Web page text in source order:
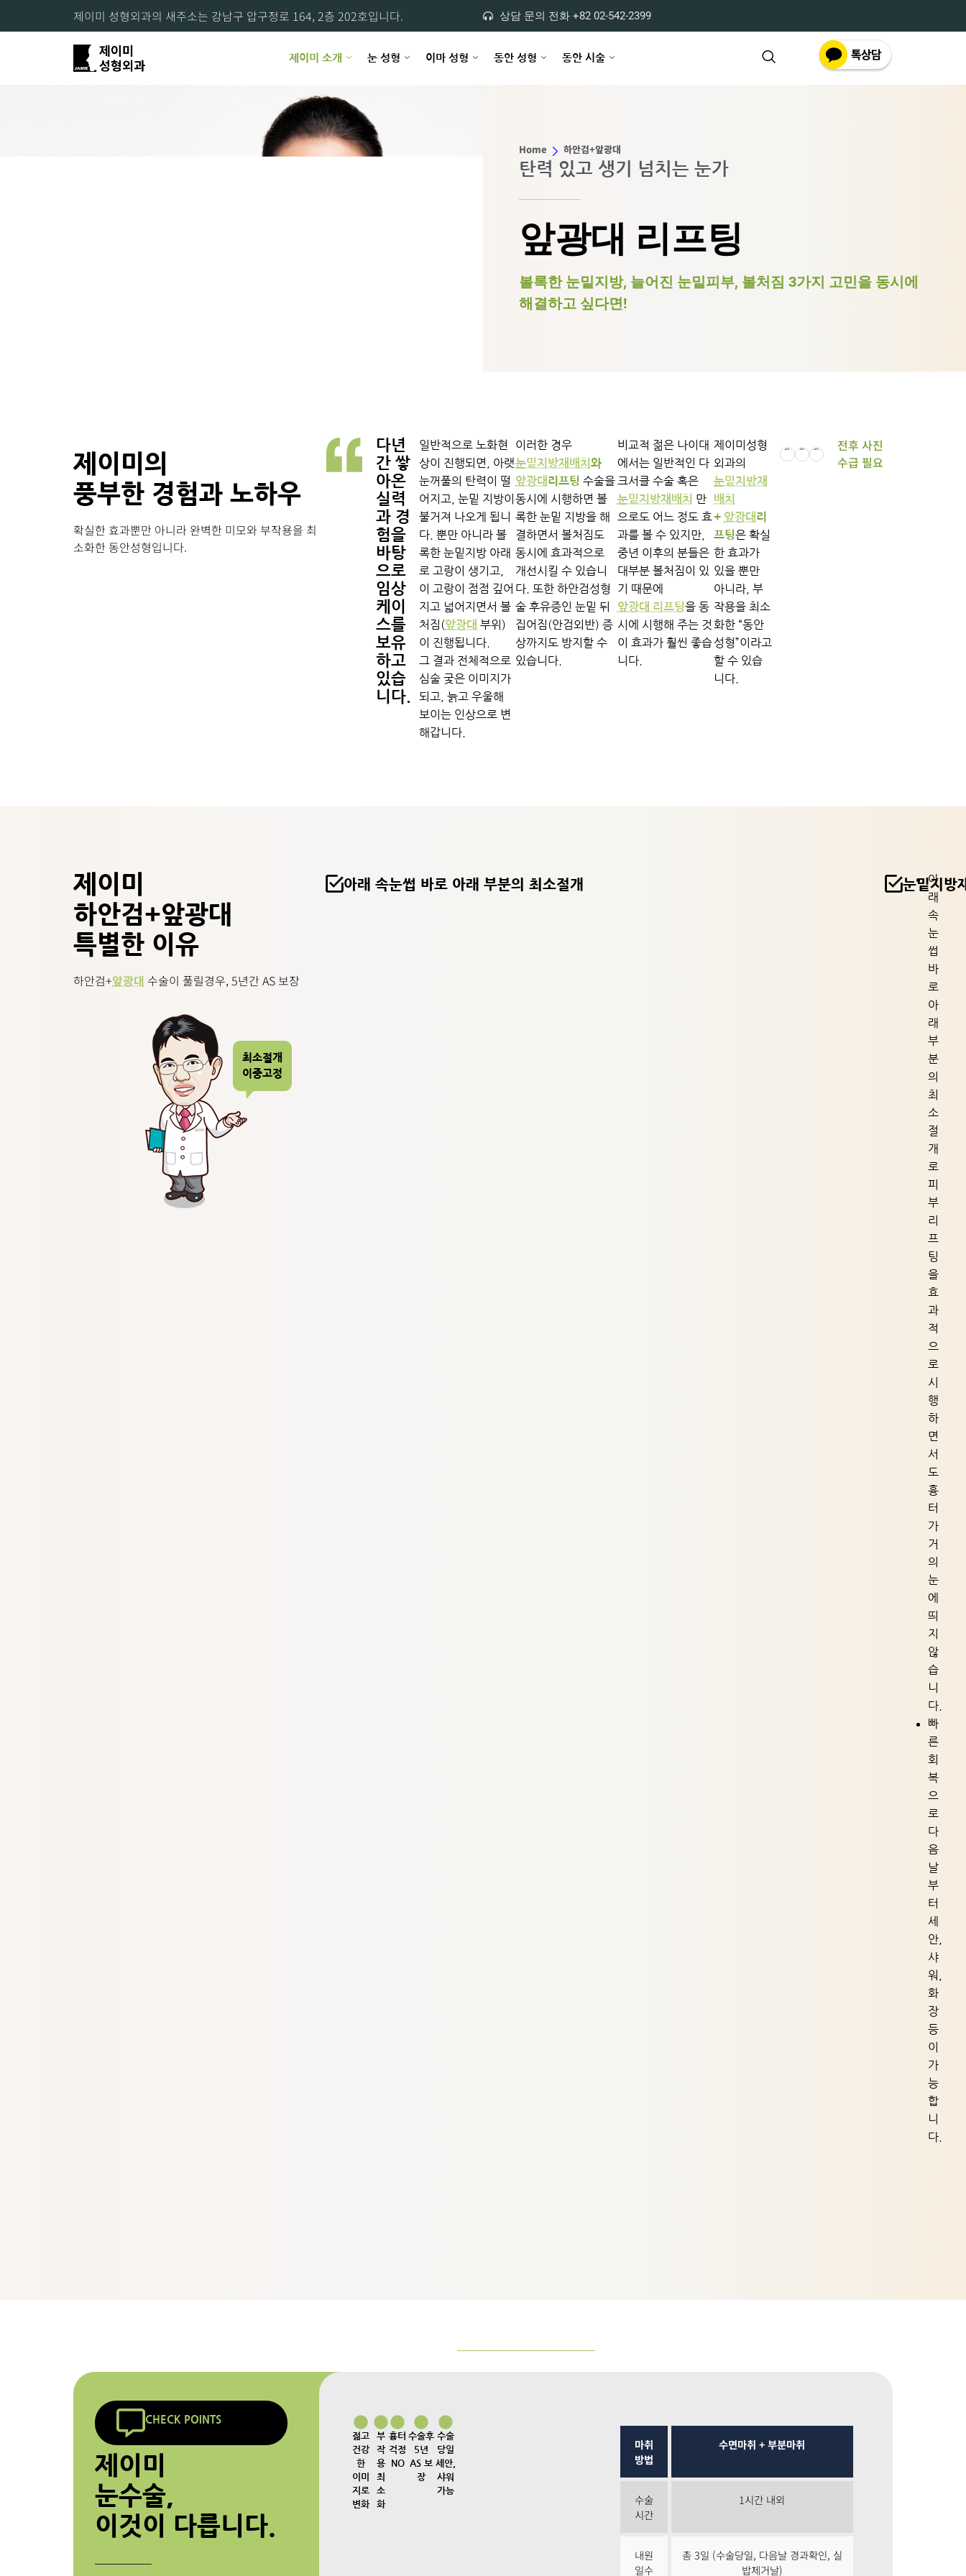
제이미 성형외과의 새주소는 강남구 압구정로 164, 2층 202호입니다. 상담 문의 전화 +82 02-542-2399
제이미 소개 눈 성형 이마 성형 동안 성형 동안 시술
Home 하안검+앞광대
탄력 있고 생기 넘치는 눈가
앞광대 리프팅
볼록한 눈밑지방, 늘어진 눈밑피부, 볼처짐 3가지 고민을 동시에
해결하고 싶다면!
제이미의
풍부한 경험과 노하우
확실한 효과뿐만 아니라 완벽한 미모와 부작용을 최
소화한 동안성형입니다.
다년
간 쌓
아온
실력
과 경
험을
바탕
으로
임상
케이
스를
보유
하고
있습
니다.
일반적으로 노화현
상이 진행되면, 아랫
눈꺼풀의 탄력이 떨
어지고, 눈밑 지방이
불거져 나오게 됩니
다. 뿐만 아니라 볼
록한 눈밑지방 아래
로 고랑이 생기고,
이 고랑이 점점 깊어
지고 넓어지면서 볼
처짐(앞광대 부위)
이 진행됩니다.
그 결과 전체적으로
심술 궂은 이미지가
되고, 늙고 우울해
보이는 인상으로 변
해갑니다.
이러한 경우
눈밑지방재배치와
앞광대 리프팅 수술을
동시에 시행하면 볼
록한 눈밑 지방을 해
결하면서 볼처짐도
동시에 효과적으로
개선시킬 수 있습니
다. 또한 하안검성형
술 후유증인 눈밑 뒤
집어짐(안검외반) 증
상까지도 방지할 수
있습니다.
비교적 젊은 나이대
에서는 일반적인 다
크서클 수술 혹은
눈밑지방재배치
만
으로도 어느 정도 효
과를 볼 수 있지만,
중년 이후의 분들은
대부분 볼처짐이 있
기 때문에
앞광대 리프팅을 동
시에 시행해 주는 것
이 효과가 훨씬 좋습
니다.
제이미성형
외과의
눈밑지방재
배치
+ 앞광대 리
프팅은 확실
한 효과가
있을 뿐만
아니라, 부
작용을 최소
화한 “동안
성형”이라고
할 수 있습
니다.
전후 사진
수급 필요
제이미
하안검+앞광대
특별한 이유
하안검+앞광대 수술이 풀릴경우, 5년간 AS 보장
최소절개
이중고정
아래 속눈썹 바로 아래 부분의 최소절개
아
래
속
눈
썹
바
로
아
래
부
분
의
최
소
절
개
로
피
부
리
프
팅
을
효
과
적
으
로
시
행
하
면
서
도
흉
터
가
거
의
눈
에
띄
지
않
습
니
다.
빠
른
회
복
으
로
다
음
날
부
터
세
안,
샤
워,
화
장
등
이
가
능
합
니
다.
눈밑지방
CHECK POINTS
제이미
눈수술,
이것이 다릅니다.
젊고
건강
한
이미
지로
변화
부
작
용
최
소
화
흉터
걱정
NO
수술후
5년
AS 보
장
수술
당일
세안,
샤워
가능
마취
방법
수면마취 + 부분마취
수술
시간
1시간 내외
내원
일수
총 3일 (수술당일, 다음날 경과확인, 실
밥제거날)